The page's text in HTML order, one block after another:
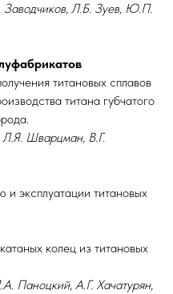
Л.Б. Зуев, Ю.П.
титановых сплавов
титана губчатого
Шварцман, В.Г.
эксплуатации титановых
колец из титановых
Паноцкий, А.Г. Хачатурян,